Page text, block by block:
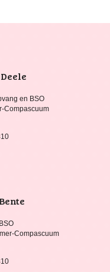
en BSO
Compascuum
Compascuum